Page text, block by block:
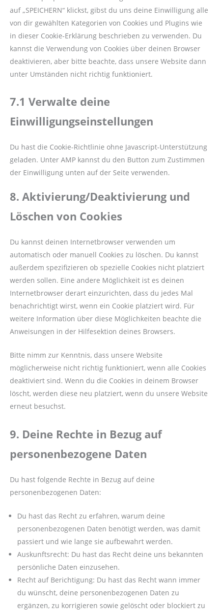
auf „SPEICHERN“ klickst, gibst du uns deine Einwilligung alle
von dir gewählten Kategorien von Cookies und Plugins wie
in dieser Cookie-Erklärung beschrieben zu verwenden. Du
kannst die Verwendung von Cookies über deinen Browser
deaktivieren, aber bitte beachte, dass unsere Website dann
unter Umständen nicht richtig funktioniert.
7.1 Verwalte deine
Einwilligungseinstellungen
Du hast die Cookie-Richtlinie ohne Javascript-Unterstützung
geladen. Unter AMP kannst du den Button zum Zustimmen
der Einwilligung unten auf der Seite verwenden.
8. Aktivierung/Deaktivierung und
Löschen von Cookies
Du kannst deinen Internetbrowser verwenden um
automatisch oder manuell Cookies zu löschen. Du kannst
außerdem spezifizieren ob spezielle Cookies nicht platziert
werden sollen. Eine andere Möglichkeit ist es deinen
Internetbrowser derart einzurichten, dass du jedes Mal
benachrichtigt wirst, wenn ein Cookie platziert wird. Für
weitere Information über diese Möglichkeiten beachte die
Anweisungen in der Hilfesektion deines Browsers.
Bitte nimm zur Kenntnis, dass unsere Website
möglicherweise nicht richtig funktioniert, wenn alle Cookies
deaktiviert sind. Wenn du die Cookies in deinem Browser
löscht, werden diese neu platziert, wenn du unsere Website
erneut besuchst.
9. Deine Rechte in Bezug auf
personenbezogene Daten
Du hast folgende Rechte in Bezug auf deine
personenbezogenen Daten:
Du hast das Recht zu erfahren, warum deine
personenbezogenen Daten benötigt werden, was damit
passiert und wie lange sie aufbewahrt werden.
Auskunftsrecht: Du hast das Recht deine uns bekannten
persönliche Daten einzusehen.
Recht auf Berichtigung: Du hast das Recht wann immer
du wünscht, deine personenbezogenen Daten zu
ergänzen, zu korrigieren sowie gelöscht oder blockiert zu